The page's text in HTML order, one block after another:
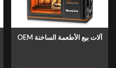
آلات بيع الأطعمة الساخنة OEM